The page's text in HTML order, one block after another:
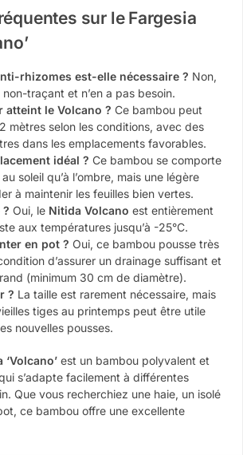
sur le Fargesia
rhizomes est-elle nécessaire ? Non,
traçant et n’en a pas besoin.
atteint le Volcano ? Ce bambou peut
mètres selon les conditions, avec des
dans les emplacements favorables.
idéal ? Ce bambou se comporte
soleil qu’à l’ombre, mais une légère
à maintenir les feuilles bien vertes.
Oui, le Nitida Volcano est entièrement
aux températures jusqu’à -25°C.
en pot ? Oui, ce bambou pousse très
d’assurer un drainage suffisant et
(minimum 30 cm de diamètre).
? La taille est rarement nécessaire, mais
tiges au printemps peut être utile
nouvelles pousses.
est un bambou polyvalent et
s’adapte facilement à différentes
Que vous recherchiez une haie, un isolé
ce bambou offre une excellente